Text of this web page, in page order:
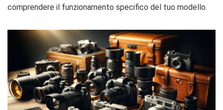
comprendere il funzionamento specifico del tuo modello.